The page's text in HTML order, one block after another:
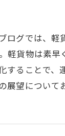
グでは、
貨物は素
ることで
望について